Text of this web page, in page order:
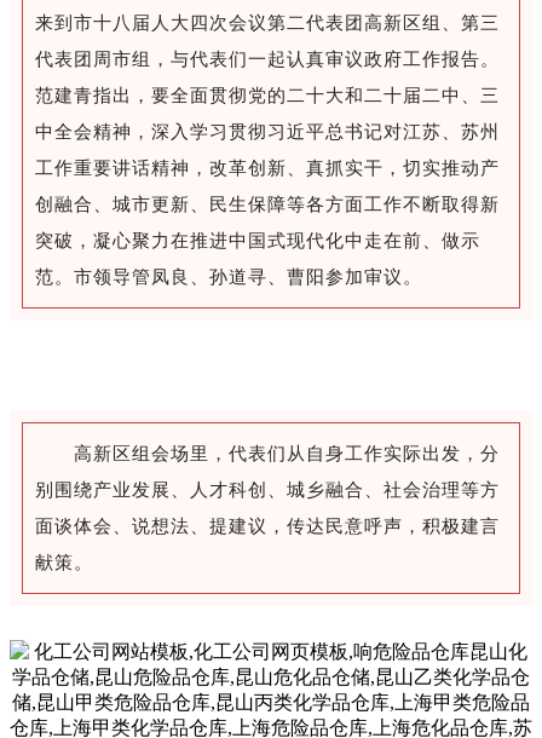
来到市十八届人大四次会议第二代表团高新区组、第三
代表团周市组，与代表们一起认真审议政府工作报告。
范建青指出，要全面贯彻党的二十大和二十届二中、三
中全会精神，深入学习贯彻习近平总书记对江苏、苏州
工作重要讲话精神，改革创新、真抓实干，切实推动产
创融合、城市更新、民生保障等各方面工作不断取得新
突破，凝心聚力在推进中国式现代化中走在前、做示
范。市领导管凤良、孙道寻、曹阳参加审议。
高新区组会场里，代表们从自身工作实际出发，分
别围绕产业发展、人才科创、城乡融合、社会治理等方
面谈体会、说想法、提建议，传达民意呼声，积极建言
献策。